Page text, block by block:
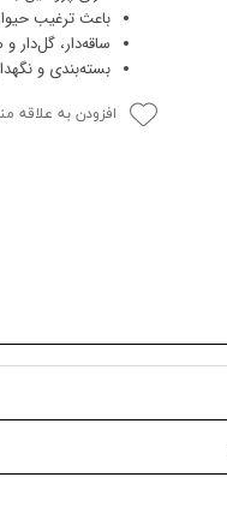
باعث ترغیب
ساقه‌دار، گل‌دار
بسته‌‌بندی و
افزودن به علاقه